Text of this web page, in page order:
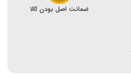
ضمانت اصل بودن کالا